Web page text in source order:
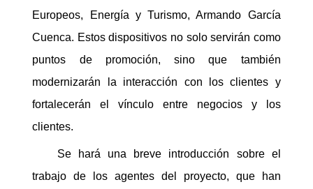
Europeos, Energía y Turismo, Armando García
Cuenca. Estos dispositivos no solo servirán como
puntos de promoción, sino que también
modernizarán la interacción con los clientes y
fortalecerán el vínculo entre negocios y los
clientes.
Se hará una breve introducción sobre el
trabajo de los agentes del proyecto, que han